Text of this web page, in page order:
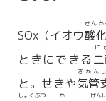
SOx（イオウ酸
さんか
ときにできる
に
と。せきや気管
きかん
しょくぶつ か げん